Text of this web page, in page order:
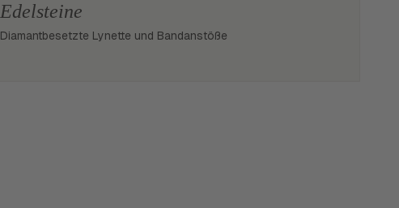
Edelsteine
Diamantbesetzte Lynette und Bandanstöße